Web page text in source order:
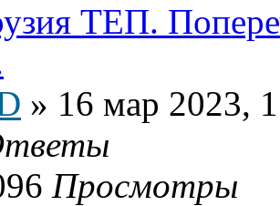
ТЕП.
» 16 мар 2023,
Просмотры